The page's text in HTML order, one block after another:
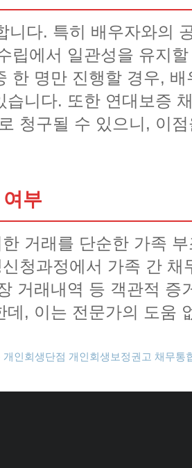
다. 특히 배우자와의
에서 일관성을 유지할
한 명만 진행할 경우, 배
니다. 또한 연대보증
청구될 수 있으니, 이점
부
거래를 단순한 가족
청과정에서 가족 간 채
거래내역 등 객관적 증
, 이는 전문가의 도움
개인회생단점 개인회생보정권고 채무통